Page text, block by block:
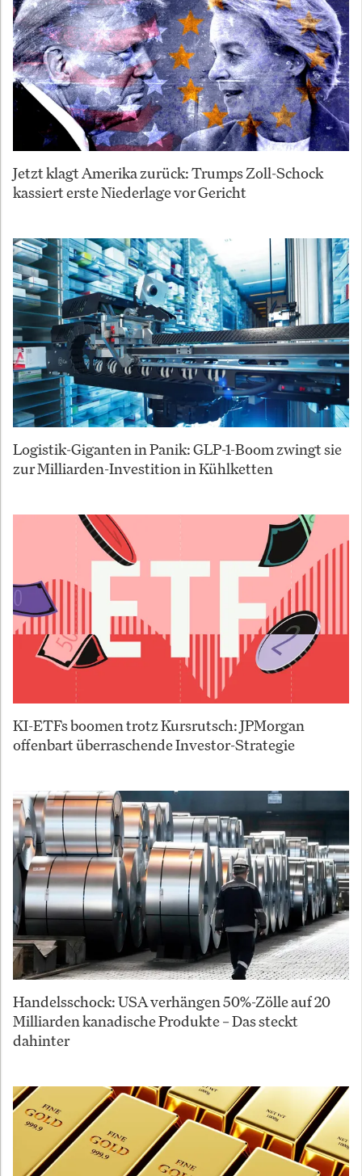
Jetzt klagt Amerika zurück: Trumps Zoll-Schock
kassiert erste Niederlage vor Gericht
Logistik-Giganten in Panik: GLP-1-Boom zwingt sie
zur Milliarden-Investition in Kühlketten
KI-ETFs boomen trotz Kursrutsch: JPMorgan
offenbart überraschende Investor-Strategie
Handelsschock: USA verhängen 50%-Zölle auf 20
Milliarden kanadische Produkte – Das steckt
dahinter